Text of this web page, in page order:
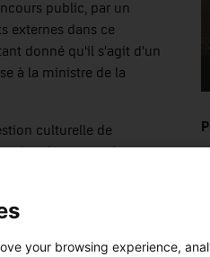
public, par un
externes dans ce
donné qu'il s'agit d'un
à la ministre de la
culturelle de
des entreprises
globale dans la
la gestion du patrimoine
de la Fondation Turisme
your browsing experience,